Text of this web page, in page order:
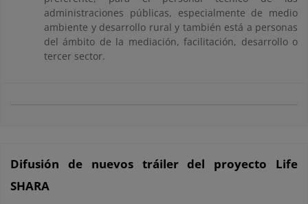
administraciones públicas, especialmente de medio
ambiente y desarrollo rural y también está a personas
del ámbito de la mediación, facilitación, desarrollo o
tercer sector.
Difusión de nuevos tráiler del proyecto Life
SHARA